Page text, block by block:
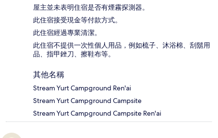
屋主並未表明住宿是否有煙霧探測器。
此住宿接受現金等付款方式。
此住宿經過專業清潔。
此住宿不提供一次性個人用品，例如梳子、沐浴棉、刮鬍用
品、指甲銼刀、擦鞋布等。
其他名稱
Stream Yurt Campground Ren'ai
Stream Yurt Campground Campsite
Stream Yurt Campground Campsite Ren'ai